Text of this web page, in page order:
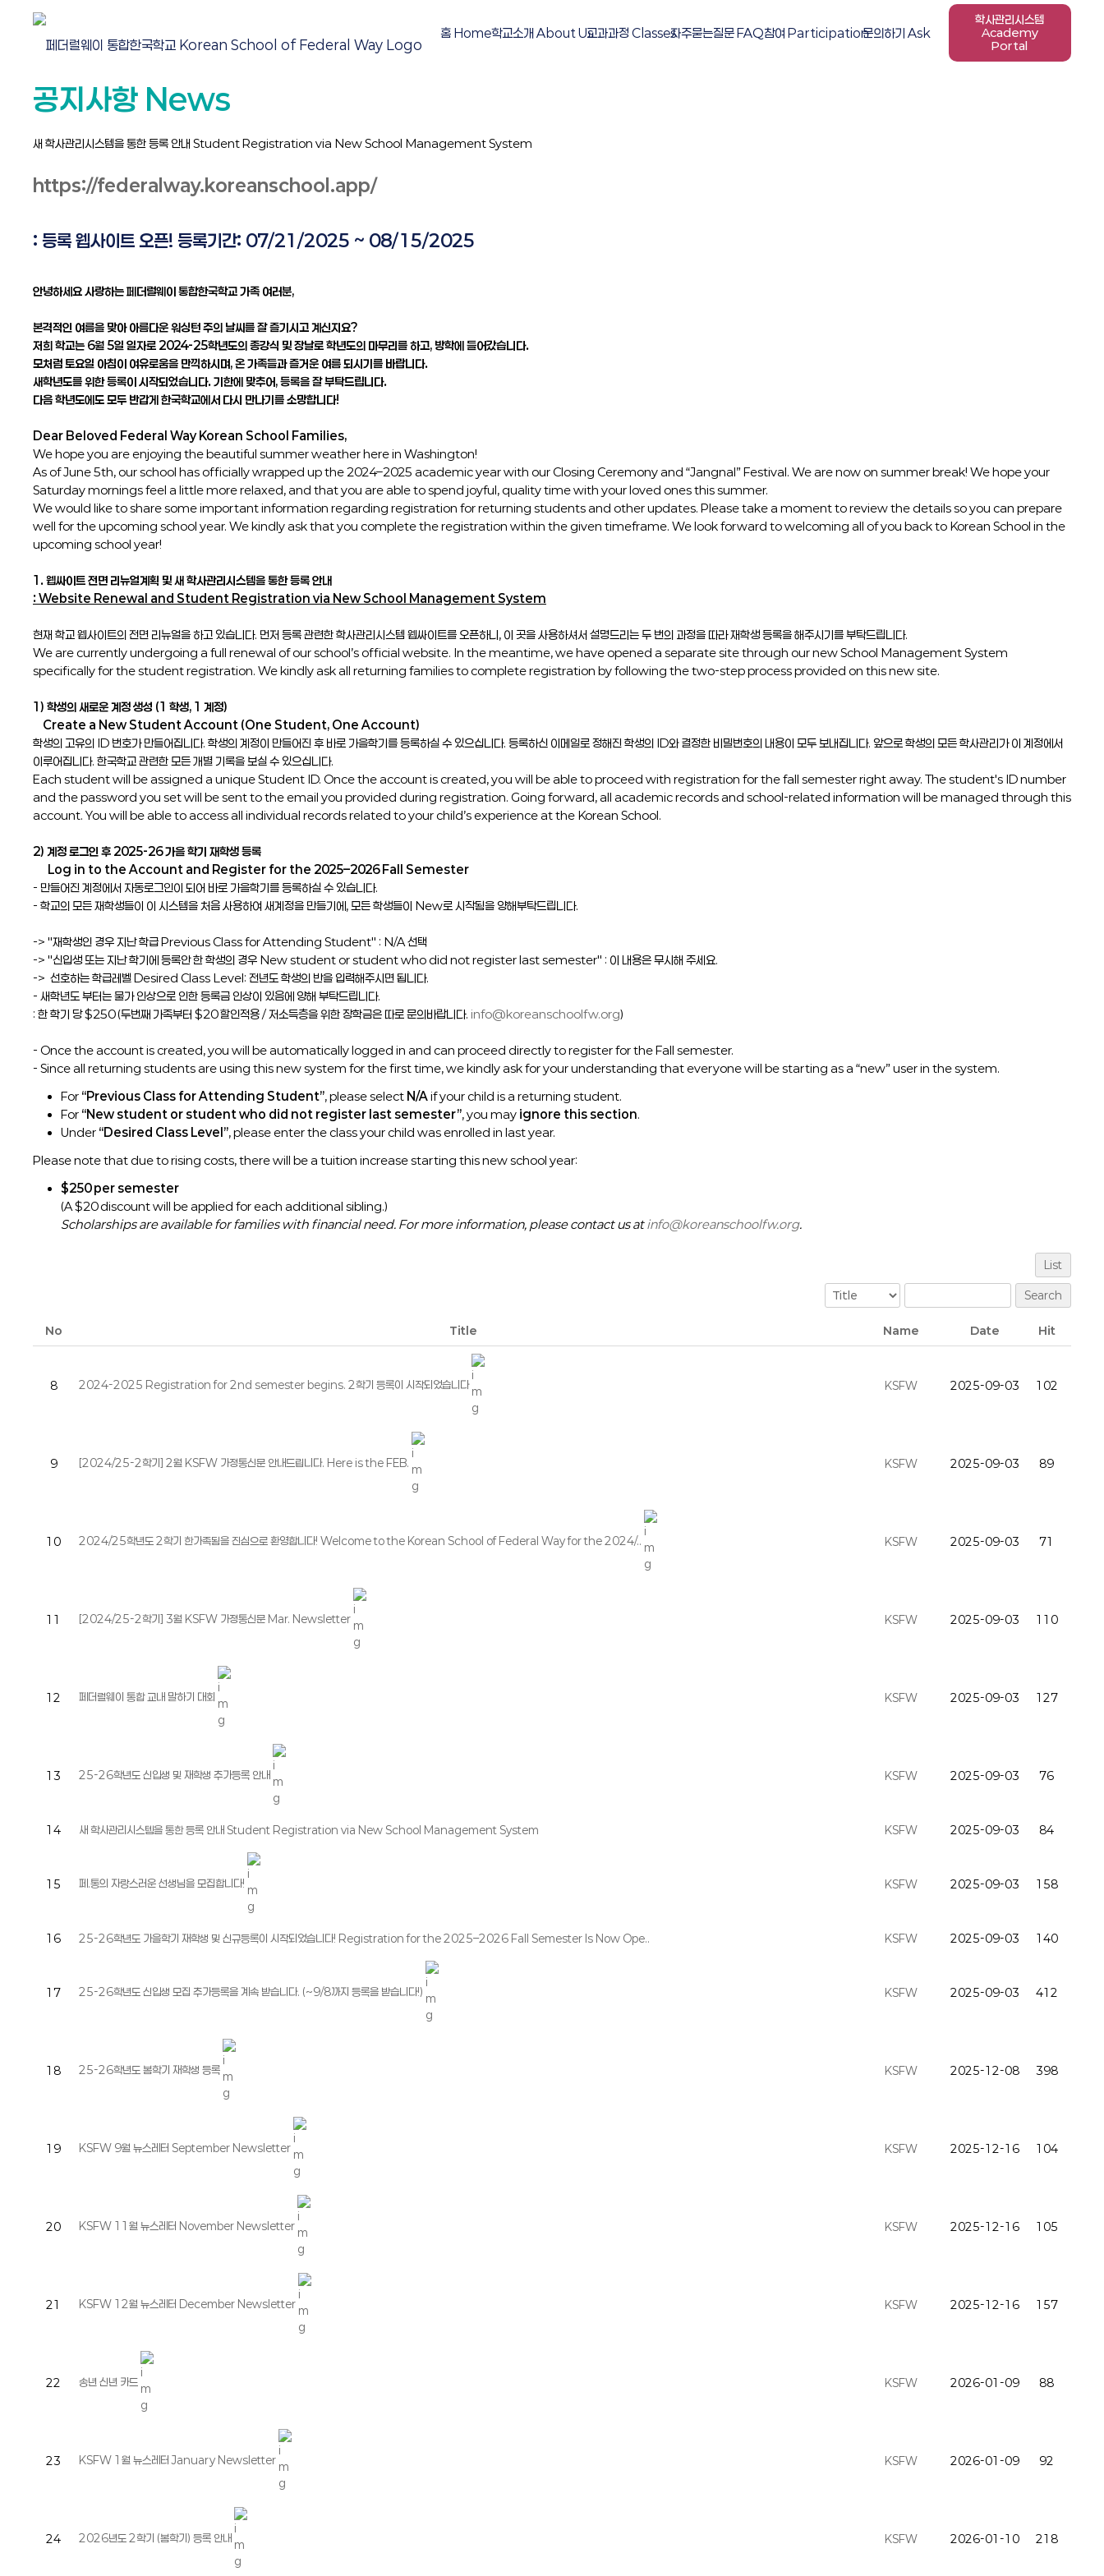
홈 Home학교소개 About Us교과과정 Classes자주묻는질문 FAQ참여 Participation문의하기 Ask
학사관리시스템
Academy
Portal
공지사항 News
새 학사관리시스템을 통한 등록 안내 Student Registration via New School Management System
https://federalway.koreanschool.app/
: 등록 웹사이트 오픈! 등록기간: 07/21/2025 ~ 08/15/2025
안녕하세요 사랑하는 페더럴웨이 통합한국학교 가족 여러분,
본격적인 여름을 맞아 아름다운 워싱턴 주의 날씨를 잘 즐기시고 계신지요?
저희 학교는 6월 5일 일자로 2024-25학년도의 종강식 및 장날로 학년도의 마무리를 하고, 방학에 들어갔습니다.
모처럼 토요일 아침이 여유로움을 만끽하시며, 온 가족들과 즐거운 여름 되시기를 바랍니다.
새학년도를 위한 등록이 시작되었습니다. 기한에 맞추어, 등록을 잘 부탁드립니다.
다음 학년도에도 모두 반갑게 한국학교에서 다시 만나기를 소망합니다!
Dear Beloved Federal Way Korean School Families,
We hope you are enjoying the beautiful summer weather here in Washington!
As of June 5th, our school has officially wrapped up the 2024–2025 academic year with our Closing Ceremony and “Jangnal” Festival. We are now on summer break! We hope your
Saturday mornings feel a little more relaxed, and that you are able to spend joyful, quality time with your loved ones this summer.
We would like to share some important information regarding registration for returning students and other updates. Please take a moment to review the details so you can prepare
well for the upcoming school year. We kindly ask that you complete the registration within the given timeframe. We look forward to welcoming all of you back to Korean School in the
upcoming school year!
1. 웹싸이트 전면 리뉴얼계획 및 새 학사관리시스템을 통한 등록 안내
:Website Renewal and Student Registration via New School Management System
현재 학교 웹사이트의 전면 리뉴얼을 하고 있습니다. 먼저 등록 관련한 학사관리시스템 웹싸이트를 오픈하니, 이 곳을 사용하셔서 설명드리는 두 번의 과정을 따라 재학생 등록을 해주시기를 부탁드립니다.
We are currently undergoing a full renewal of our school’s official website. In the meantime, we have opened a separate site through our new School Management System
specifically for the student registration. We kindly ask all returning families to complete registration by following the two-step process provided on this new site.
1) 학생의 새로운 계정 생성 (1 학생, 1 계정)
Create a New Student Account (One Student, One Account)
학생의 고유의 ID 번호가 만들어집니다. 학생의 계정이 만들어진 후 바로 가을학기를 등록하실 수 있으십니다. 등록하신 이메일로 정해진 학생의 ID와 결정한 비밀번호의 내용이 모두 보내집니다. 앞으로 학생의 모든 학사관리가 이 계정에서
이루어집니다. 한국학교 관련한 모든 개별 기록을 보실 수 있으십니다.
Each student will be assigned a unique Student ID. Once the account is created, you will be able to proceed with registration for the fall semester right away. The student's ID number
and the password you set will be sent to the email you provided during registration. Going forward, all academic records and school-related information will be managed through this
account. You will be able to access all individual records related to your child’s experience at the Korean School.
2) 계정 로그인 후 2025-26 가을 학기 재학생 등록
Log in to the Account and Register for the 2025–2026 Fall Semester
- 만들어진 계정에서 자동로그인이 되어 바로 가을학기를 등록하실 수 있습니다.
- 학교의 모든 재학생들이 이 시스템을 처음 사용하여 새계정을 만들기에, 모든 학생들이 New로 시작됨을 양해부탁드립니다.
-> "재학생인 경우 지난 학급 Previous Class for Attending Student" : N/A 선택
-> "신입생 또는 지난 학기에 등록안 한 학생의 경우 New student or student who did not register last semester" : 이 내용은 무시해 주세요.
-> 선호하는 학급레벨 Desired Class Level: 전년도 학생의 반을 입력해주시면 됩니다.
- 새학년도 부터는 물가 인상으로 인한 등록금 인상이 있음에 양해 부탁드립니다.
: 한 학기 당 $250 (두번째 가족부터 $20 할인적용 / 저소득층을 위한 장학금은 따로 문의바랍니다. info@koreanschoolfw.org)
- Once the account is created, you will be automatically logged in and can proceed directly to register for the Fall semester.
- Since all returning students are using this new system for the first time, we kindly ask for your understanding that everyone will be starting as a “new” user in the system.
For “Previous Class for Attending Student”, please select N/Aif your child is a returning student.
For “New student or student who did not register last semester”, you may ignore this section.
Under “Desired Class Level”, please enter the class your child was enrolled in last year.
Please note that due to rising costs, there will be a tuition increase starting this new school year:
$250 per semester
(A $20 discount will be applied for each additional sibling.)
Scholarships are available for families with financial need. For more information, please contact us at info@koreanschoolfw.org.
List
Search
No Title Name Date Hit
8 2024-2025 Registration for 2nd semester begins. 2학기 등록이 시작되었습니다 KSFW 2025-09-03 102
9 [2024/25-2학기] 2월 KSFW 가정통신문 안내드립니다. Here is the FEB. KSFW 2025-09-03 89
10 2024/25학년도 2학기 한가족됨을 진심으로 환영합니다! Welcome to the Korean School of Federal Way for the 2024/.. KSFW 2025-09-03 71
11 [2024/25-2학기] 3월 KSFW 가정통신문 Mar. Newsletter KSFW 2025-09-03 110
12 페더럴웨이 통합 교내 말하기 대회 KSFW 2025-09-03 127
13 25-26학년도 신입생 및 재학생 추가등록 안내 KSFW 2025-09-03 76
14 새 학사관리시스템을 통한 등록 안내 Student Registration via New School Management System KSFW 2025-09-03 84
15 페.통의 자랑스러운 선생님을 모집합니다! KSFW 2025-09-03 158
16 25-26학년도 가을학기 재학생 및 신규등록이 시작되었습니다! Registration for the 2025–2026 Fall Semester Is Now Ope.. KSFW 2025-09-03 140
17 25-26학년도 신입생 모집 추가등록을 계속 받습니다. (~9/8까지 등록을 받습니다!) KSFW 2025-09-03 412
18 25-26학년도 봄학기 재학생 등록 KSFW 2025-12-08 398
19 KSFW 9월 뉴스레터 September Newsletter KSFW 2025-12-16 104
20 KSFW 11월 뉴스레터 November Newsletter KSFW 2025-12-16 105
21 KSFW 12월 뉴스레터 December Newsletter KSFW 2025-12-16 157
22 송년 신년 카드 KSFW 2026-01-09 88
23 KSFW 1월 뉴스레터 January Newsletter KSFW 2026-01-09 92
24 2026년도 2학기 (봄학기) 등록 안내 KSFW 2026-01-10 218